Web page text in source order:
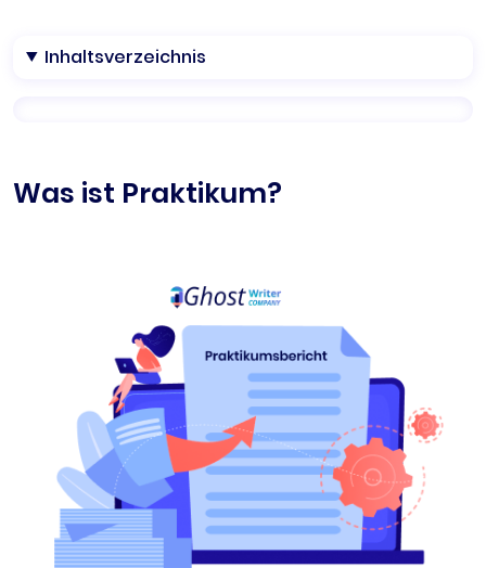
Inhaltsverzeichnis
Was ist Praktikum?